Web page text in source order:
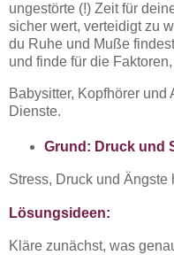
ungestörte (!) Zeit für
sicher wert, verteidigt zu
du Ruhe und Muße
und finde für die
Babysitter, Kopfhörer
Dienste.
Grund: Druck und
Stress, Druck und Ängste
Lösungsideen:
Kläre zunächst, was